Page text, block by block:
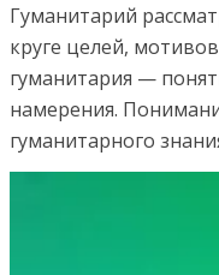
Гуманитарий
круге целей,
гуманитария —
намерения.
гуманитарного